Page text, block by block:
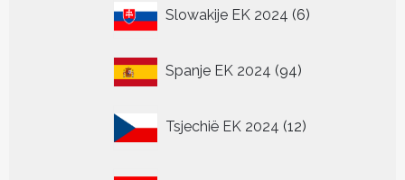
Slowakije EK 2024 6
producten
Spanje EK 2024 9494
Tsjechië EK 2024 12
producten